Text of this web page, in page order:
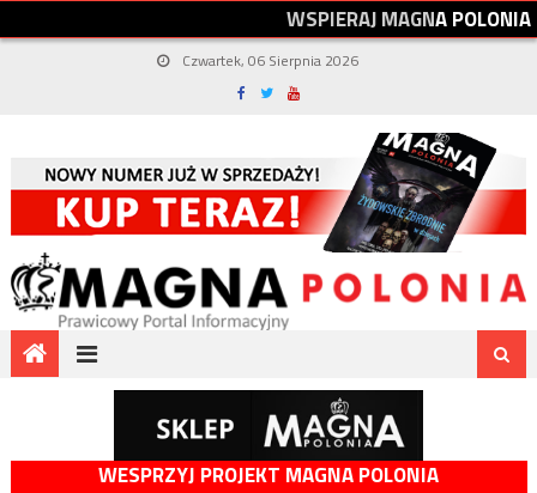
WSPIERAJMAGNAPOLONIA
Czwartek, 06 Sierpnia 2026
WESPRZYJ PROJEKT MAGNA POLONIA